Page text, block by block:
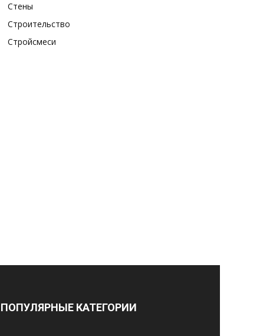
Стены
Строительство
Стройсмеси
ПОПУЛЯРНЫЕ КАТЕГОРИИ